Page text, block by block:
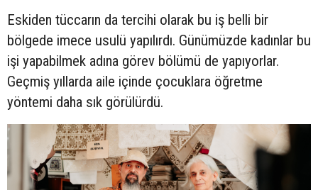
Eskiden tüccarın da tercihi olarak bu iş belli bir
bölgede imece usulü yapılırdı. Günümüzde kadınlar bu
işi yapabilmek adına görev bölümü de yapıyorlar.
Geçmiş yıllarda aile içinde çocuklara öğretme
yöntemi daha sık görülürdü.